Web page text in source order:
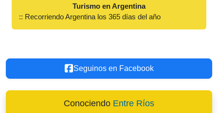
Turismo en Argentina
:: Recorriendo Argentina los 365 días del año
Seguinos en Facebook
Conociendo Entre Ríos